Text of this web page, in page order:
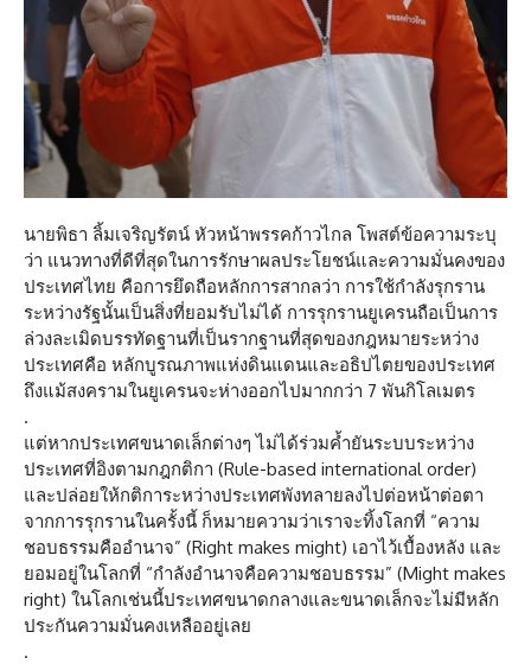
นายพิธา ลิ้มเจริญรัตน์ หัวหน้าพรรคก้าวไกล โพสต์ข้อความระบุ
ว่า แนวทางที่ดีที่สุดในการรักษาผลประโยชน์และความมั่นคงของ
ประเทศไทย คือการยึดถือหลักการสากลว่า การใช้กำลังรุกราน
ระหว่างรัฐนั้นเป็นสิ่งที่ยอมรับไม่ได้ การรุกรานยูเครนถือเป็นการ
ล่วงละเมิดบรรทัดฐานที่เป็นรากฐานที่สุดของกฎหมายระหว่าง
ประเทศคือ หลักบูรณภาพแห่งดินแดนและอธิปไตยของประเทศ
ถึงแม้สงครามในยูเครนจะห่างออกไปมากกว่า 7 พันกิโลเมตร
.
แต่หากประเทศขนาดเล็กต่างๆ ไม่ได้ร่วมค้ำยันระบบระหว่าง
ประเทศที่อิงตามกฎกติกา (Rule-based international order)
และปล่อยให้กติการะหว่างประเทศพังทลายลงไปต่อหน้าต่อตา
จากการรุกรานในครั้งนี้ ก็หมายความว่าเราจะทิ้งโลกที่ “ความ
ชอบธรรมคืออำนาจ” (Right makes might) เอาไว้เบื้องหลัง และ
ยอมอยู่ในโลกที่ “กำลังอำนาจคือความชอบธรรม” (Might makes
right) ในโลกเช่นนี้ประเทศขนาดกลางและขนาดเล็กจะไม่มีหลัก
ประกันความมั่นคงเหลืออยู่เลย
.